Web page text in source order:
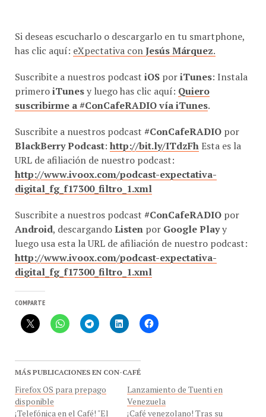
has clic aquí:eXpectativa conJesús Márquez.
primeroiTunesy luego has clic aquí:Quiero
suscribirme a #ConCafeRADIO vía iTunes.
BlackBerry Podcast:http://bit.ly/ITdzFhEsta es la
URL de afiliación de nuestro podcast:
http://www.ivoox.com/podcast-expectativa-
digital_fg_f17300_filtro_1.xml
Android, descargandoListen porGoogle Playy
luego usa esta la URL de afiliación de nuestro podcast:
http://www.ivoox.com/podcast-expectativa-
digital_fg_f17300_filtro_1.xml
Firefox OS para prepago
disponible
¡Telefónica en el Café! "El
nuevo ecosistema lanzado
Lanzamiento de Tuenti en
Venezuela
¡Café venezolano! Tras su
lanzamiento en México,